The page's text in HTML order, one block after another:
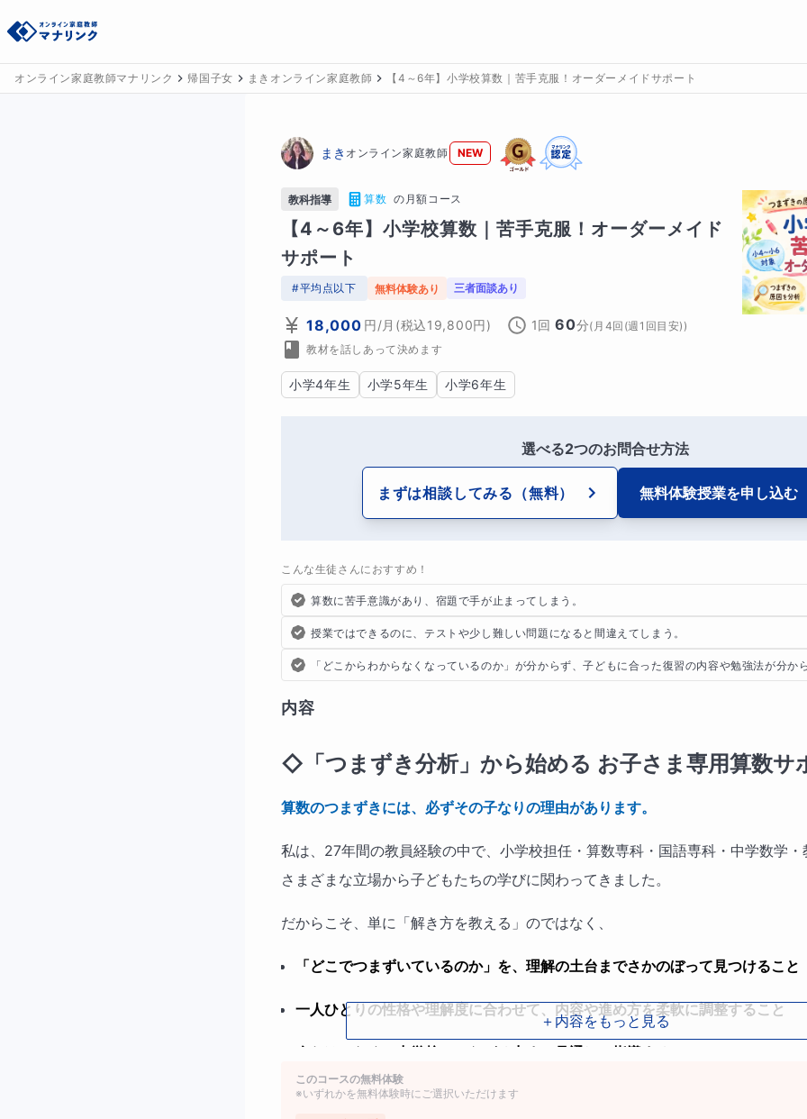
オンライン家庭教師マナリンク 帰国子女 まきオンライン家庭教師 【4～6年】小学校算数｜苦手克服！オーダーメイドサポート
まき オンライン家庭教師 NEW
教科指導 算数 の 月額コース
【4～6年】小学校算数｜苦手克服！オーダーメイド
サポート
#平均点以下 無料体験あり 三者面談あり
18,000 円/月 (税込19,800円) 1回 60分( 月4回(週1回目安) )
教材を話しあって決めます
小学4年生 小学5年生 小学6年生
選べる2つのお問合せ方法
まずは相談してみる （無料） 無料体験授業を申し込む
こんな生徒さんにおすすめ！
算数に苦手意識があり、宿題で手が止まってしまう。
授業ではできるのに、テストや少し難しい問題になると間違えてしまう。
「どこからわからなくなっているのか」が分からず、子どもに合った復習の内容や勉強法が分から
内容
◇「つまずき分析」から始める お子さま専用算数サ
算数のつまずきには、必ずその子なりの理由があります。
私は、27年間の教員経験の中で、小学校担任・算数専科・国語専科・中学数学・
さまざまな立場から子どもたちの学びに関わってきました。
だからこそ、単に「解き方を教える」のではなく、
「どこでつまずいているのか」を、理解の土台までさかのぼって見つけること
一人ひとりの性格や理解度に合わせて、内容や進め方を柔軟に調整すること
今だけでなく、中学校につながる力まで見通して指導すること
ができます。
＋内容をもっと見る
このコースの無料体験
※いずれかを無料体験時にご選択いただけます